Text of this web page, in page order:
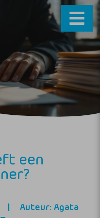
een
Auteur: Agata